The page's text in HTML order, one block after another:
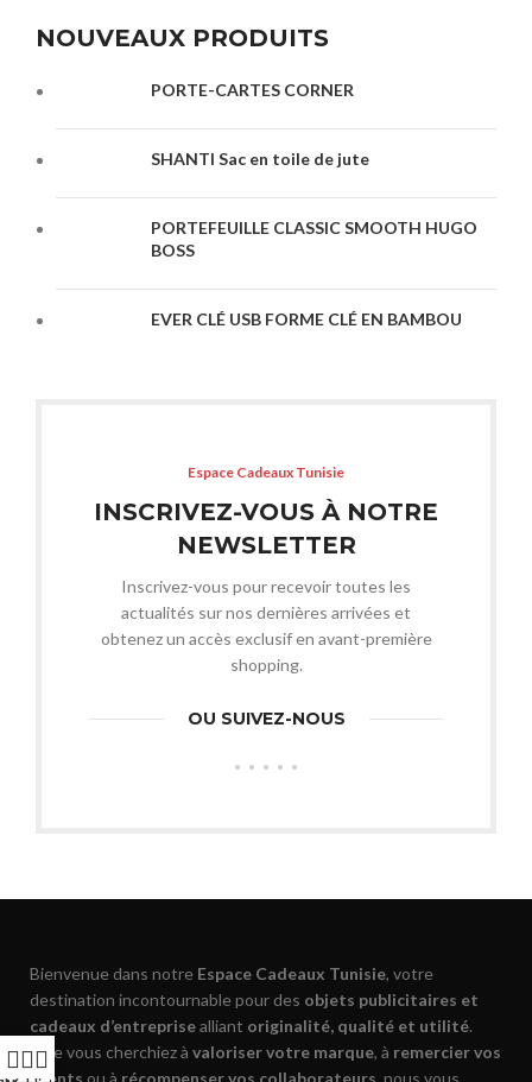
NOUVEAUX PRODUITS
PORTE-CARTES CORNER
SHANTI Sac en toile de jute
PORTEFEUILLE CLASSIC SMOOTH HUGO
BOSS
EVER CLÉ USB FORME CLÉ EN BAMBOU
Espace Cadeaux Tunisie
INSCRIVEZ-VOUS À NOTRE
NEWSLETTER
Inscrivez-vous pour recevoir toutes les
actualités sur nos dernières arrivées et
obtenez un accès exclusif en avant-première
shopping.
OU SUIVEZ-NOUS
Bienvenue dans notre Espace Cadeaux Tunisie, votre
destination incontournable pour des objets publicitaires et
cadeaux d’entreprisealliant originalité, qualité et utilité.
Que vous cherchiez à valoriser votre marque, à remercier vos
clients ou à récompenser vos collaborateurs, nous vous